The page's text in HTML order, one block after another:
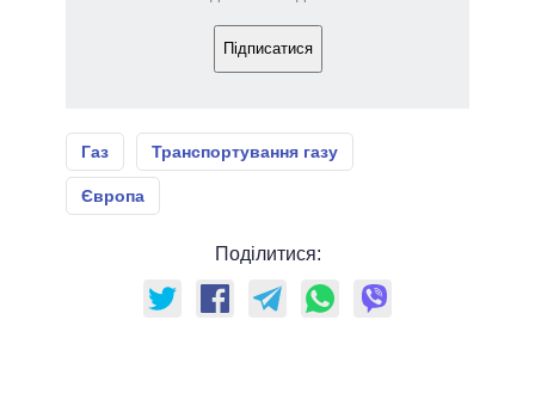
Підписатися
Газ Транспортування газу
Європа
Поділитися: